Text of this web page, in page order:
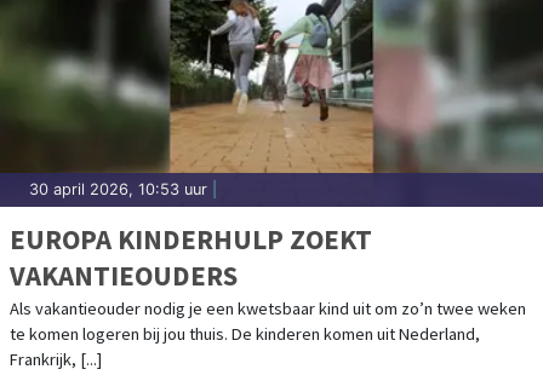
30 april 2026, 10:53 uur
EUROPA KINDERHULP ZOEKT
VAKANTIEOUDERS
Als vakantieouder nodig je een kwetsbaar kind uit om zo’n twee weken
te komen logeren bij jou thuis. De kinderen komen uit Nederland,
Frankrijk, [...]